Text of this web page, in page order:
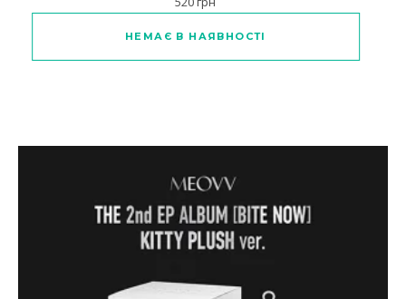
НЕМАЄ В НАЯВНОСТІ